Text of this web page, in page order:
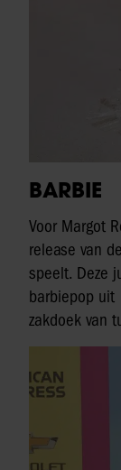
BARBIE
Voor Margot
release van
speelt. Deze
barbiepop
zakdoek van